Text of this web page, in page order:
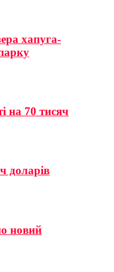
хапуга-
на 70 тисяч
доларів
новий